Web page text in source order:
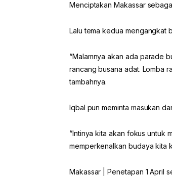
Menciptakan Makassar
Lalu tema kedua mengangkat
“Malamnya akan ada parade
rancang busana adat. Lomba
tambahnya.
Iqbal pun meminta masukan
“Intinya kita akan fokus untuk
memperkenalkan budaya kita
Makassar | Penetapan 1 April